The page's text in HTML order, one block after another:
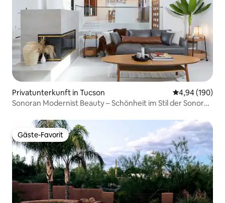
Privatunterkunft in Tucson
4,94 (190)
Sonoran Modernist Beauty – Schönheit im Stil der Sonora-
Gäste-Favorit
Gäste-Favorit